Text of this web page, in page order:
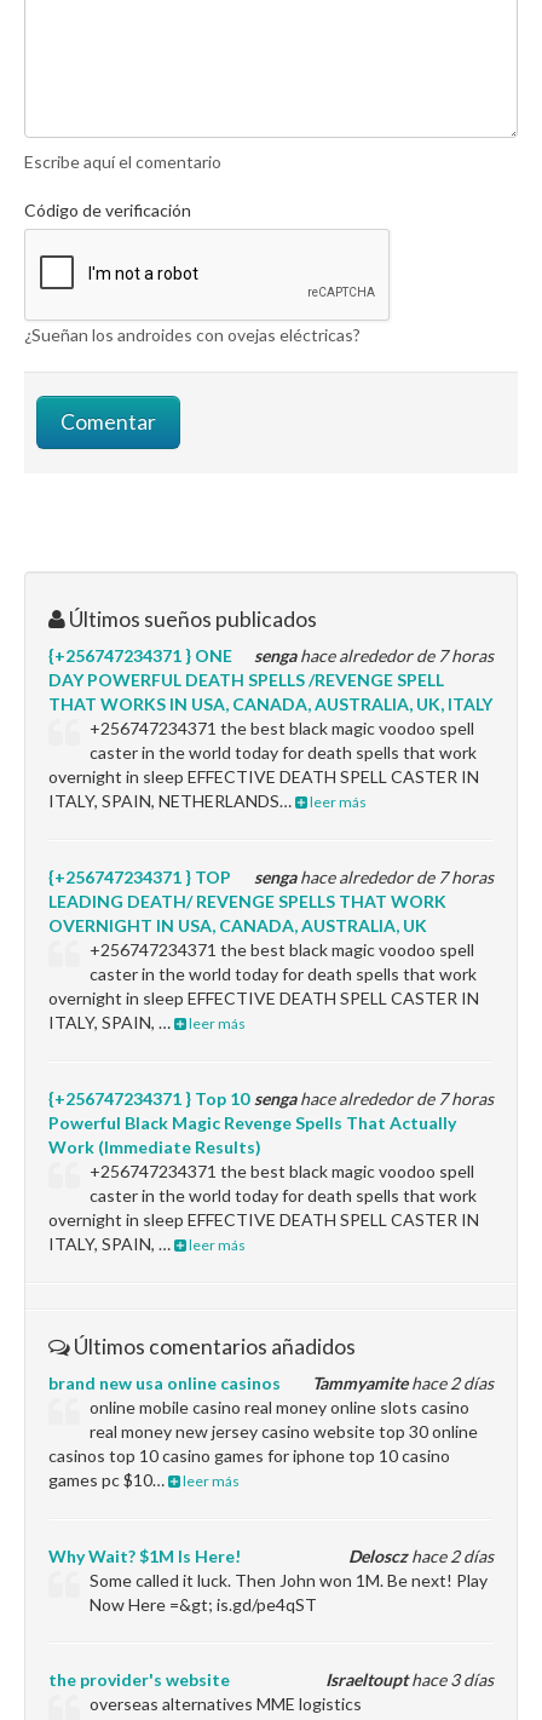
Escribe aquí el comentario
Código de verificación
¿Sueñan los androides con ovejas eléctricas?
Últimos sueños publicados
sengahace alrededor de 7 horas
{+256747234371 } ONE
DAY POWERFUL DEATH SPELLS /REVENGE SPELL
THAT WORKS IN USA, CANADA, AUSTRALIA, UK, ITALY
+256747234371 the best black magic voodoo spell
caster in the world today for death spells that work
overnight in sleep EFFECTIVE DEATH SPELL CASTER IN
ITALY, SPAIN, NETHERLANDS…
leer más
sengahace alrededor de 7 horas
{+256747234371 } TOP
LEADING DEATH/ REVENGE SPELLS THAT WORK
OVERNIGHT IN USA, CANADA, AUSTRALIA, UK
+256747234371 the best black magic voodoo spell
caster in the world today for death spells that work
overnight in sleep EFFECTIVE DEATH SPELL CASTER IN
ITALY, SPAIN, …
leer más
sengahace alrededor de 7 horas
{+256747234371 } Top 10
Powerful Black Magic Revenge Spells That Actually
Work (Immediate Results)
+256747234371 the best black magic voodoo spell
caster in the world today for death spells that work
overnight in sleep EFFECTIVE DEATH SPELL CASTER IN
ITALY, SPAIN, …
leer más
Últimos comentarios añadidos
Tammyamitehace 2 días
brand new usa online casinos
online mobile casino real money online slots casino
real money new jersey casino website top 30 online
casinos top 10 casino games for iphone top 10 casino
games pc $10…
leer más
Delosczhace 2 días
Why Wait? $1M Is Here!
Some called it luck. Then John won 1M. Be next! Play
Now Here =&gt; is.gd/pe4qST
Israeltoupthace 3 días
the provider's website
overseas alternatives MME logistics